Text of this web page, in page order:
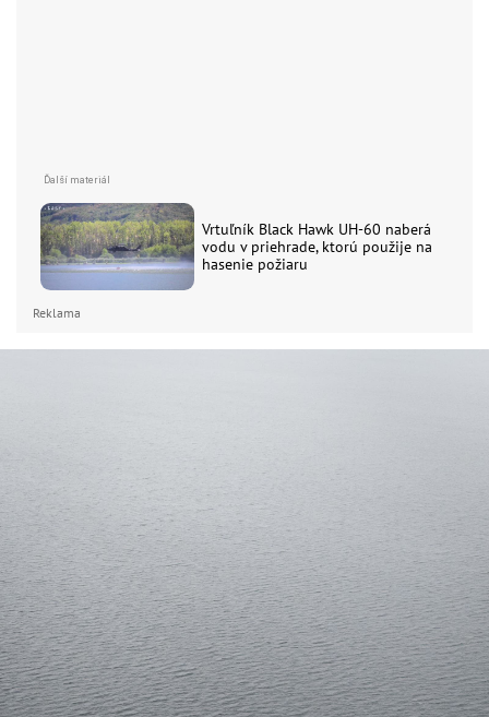
Vrtuľník Black Hawk UH-60 naberá
vodu v priehrade, ktorú použije na
hasenie požiaru
Reklama